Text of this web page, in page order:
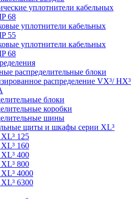
уплотнители кабельных
68
уплотнители кабельных
55
уплотнители кабельных
68
распределительные блоки
распределение VX³/ HX³
блоки
коробки
шины
щиты и шкафы серии XL³
125
160
400
800
4000
6300